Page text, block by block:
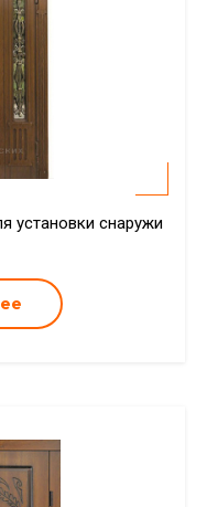
установки снаружи